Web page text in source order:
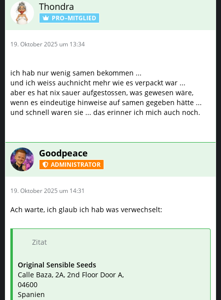
Thondra
PRO–MITGLIED
19. Oktober 2025 um 13:34
ich hab nur wenig samen bekommen ...
und ich weiss auchnicht mehr wie es verpackt war ...
aber es hat nix sauer aufgestossen, was gewesen wäre,
wenn es eindeutige hinweise auf samen gegeben hätte ...
und schnell waren sie ... das erinner ich mich auch noch.
Goodpeace
ADMINISTRATOR
19. Oktober 2025 um 14:31
Ach warte, ich glaub ich hab was verwechselt:
Zitat
Original Sensible Seeds
Calle Baza, 2A, 2nd Floor Door A,
04600
Spanien